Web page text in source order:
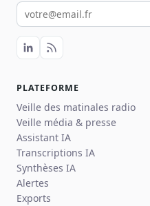
Votre email pour la newsletter
PLATEFORME
Veille des matinales radio
Veille média & presse
Assistant IA
Transcriptions IA
Synthèses IA
Alertes
Exports